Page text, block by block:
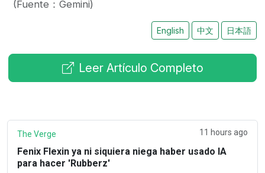
(Fuente：Gemini)
English 中文 日本語
Leer Artículo Completo
The Verge 11 hours ago
Fenix Flexin ya ni siquiera niega haber usado IA
para hacer 'Rubberz'